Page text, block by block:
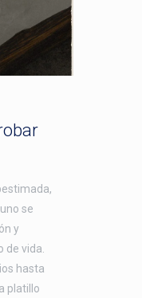
se
y
vida.
hasta
platillo